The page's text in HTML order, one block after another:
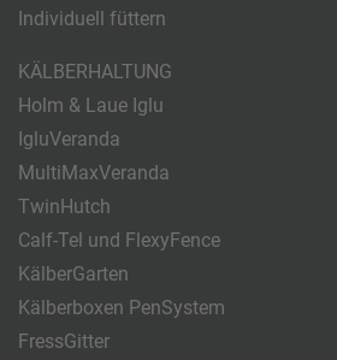
Individuell füttern
KÄLBERHALTUNG
Holm & Laue Iglu
IgluVeranda
MultiMaxVeranda
TwinHutch
Calf-Tel und FlexyFence
KälberGarten
Kälberboxen PenSystem
FressGitter